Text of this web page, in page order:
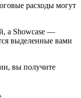
расходы могут
а Showcase —
выделенные вами
вы получите